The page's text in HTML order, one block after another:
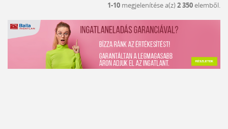
1-10 megjelenítése a(z)2 350elemből.